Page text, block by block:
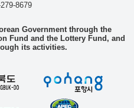
8679
Government through the
Fund and the Lottery Fund, and
its activities.